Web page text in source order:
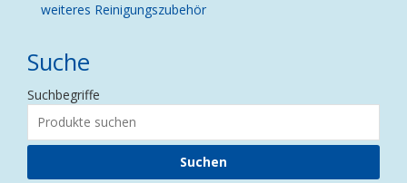
weiteres Reinigungszubehör
Suche
Suchbegriffe